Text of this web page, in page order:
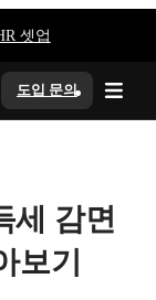
셋업
도입 문의
세 감면
보기